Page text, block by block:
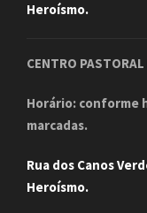
Heroísmo.
CENTRO PASTORAL
Horário: conforme
marcadas.
Rua dos Canos
Heroísmo.